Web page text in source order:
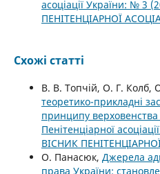
асоціації України: № 3
ПЕНІТЕНЦІАРНОЇ
Схожі статті
В. В. Топчій, О. Г. Колб,
теоретико-прикладні
принципу
Пенітенціарної
ВІСНИК
О. Панасюк, Джерела
права України: